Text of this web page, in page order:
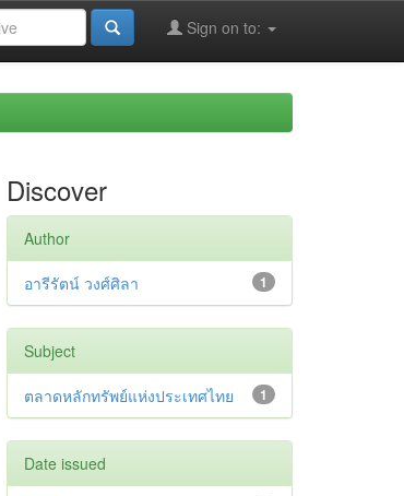
Sign on to:
Discover
Author
1
อารีรัตน์ วงศ์ศิลา
Subject
1
ตลาดหลักทรัพย์แห่งประเทศไทย
Date issued